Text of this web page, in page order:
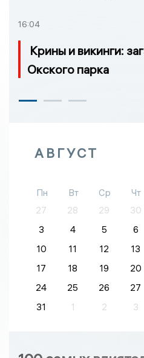
16:04
Крины и викинги:
Окского парка
АВГУСТ
Пн Вт Ср Чт
27
28 29 30
3
4 5 6
10
11 12 13
17
18 19 20
24
25 26 27
31
1 2 3